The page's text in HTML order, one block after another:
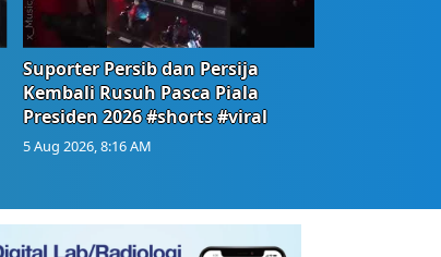
Suporter Persib dan Persija
Kembali Rusuh Pasca Piala
Presiden 2026 #shorts #viral
5 Aug 2026, 8:16 AM